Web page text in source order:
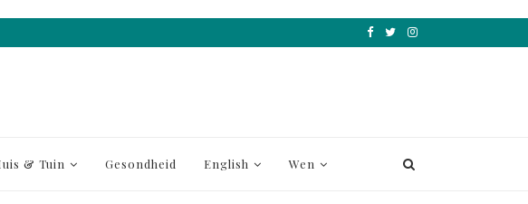
& Tuin Gesondheid English Wen